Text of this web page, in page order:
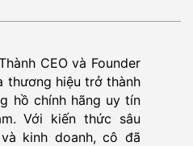
CEO và Founder
thương hiệu trở thành
hồ chính hãng uy tín
Với kiến thức sâu
kinh doanh, cô đã